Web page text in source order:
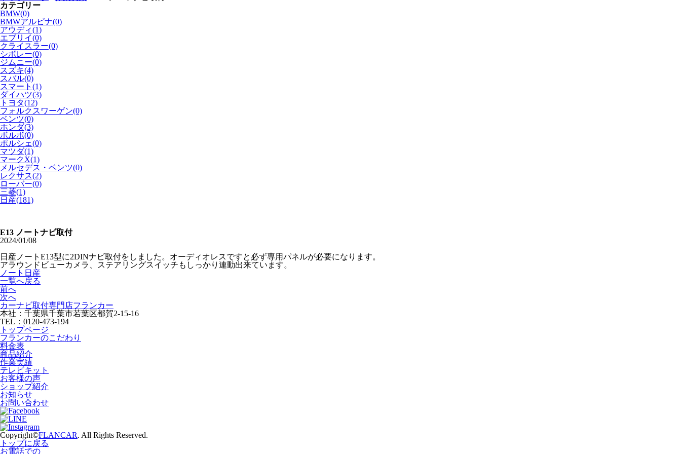
カテゴリー
BMW(0)
BMWアルピナ(0)
アウディ(1)
エブリイ(0)
クライスラー(0)
シボレー(0)
ジムニー(0)
スズキ(4)
スバル(0)
スマート(1)
ダイハツ(3)
トヨタ(12)
フォルクスワーゲン(0)
ベンツ(0)
ホンダ(3)
ボルボ(0)
ポルシェ(0)
マツダ(1)
マークX(1)
メルセデス・ベンツ(0)
レクサス(2)
ローバー(0)
三菱(1)
日産(181)
E13 ノートナビ取付
2024/01/08
日産ノートE13型に2DINナビ取付をしました。オーディオレスですと必ず専用パネルが必要になります。
アラウンドビューカメラ、ステアリングスイッチもしっかり連動出来ています。
ノート 日産
一覧へ戻る
前へ
次へ
カーナビ取付専⾨店フランカー
本社：千葉県千葉市若葉区都賀2-15-16
TEL：0120-473-194
トップページ
フランカーのこだわり
料金表
商品紹介
作業実績
テレビキット
お客様の声
ショップ紹介
お知らせ
お問い合わせ
Copyright©FLANCAR. All Rights Reserved.
トップに戻る
お電話での